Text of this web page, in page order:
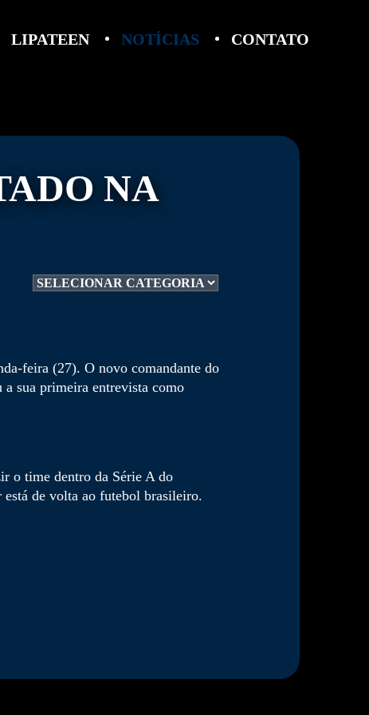
LIPATEEN NOTÍCIAS CONTATO
NA
feira (27). O novo comandante do
a sua primeira entrevista como
o time dentro da Série A do
de volta ao futebol brasileiro.